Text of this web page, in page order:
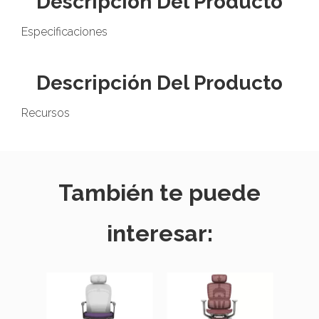
Especificaciones
Descripción Del Producto
Recursos
También te puede
interesar: